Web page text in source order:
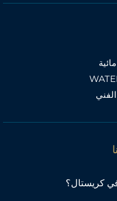
كريستال؟